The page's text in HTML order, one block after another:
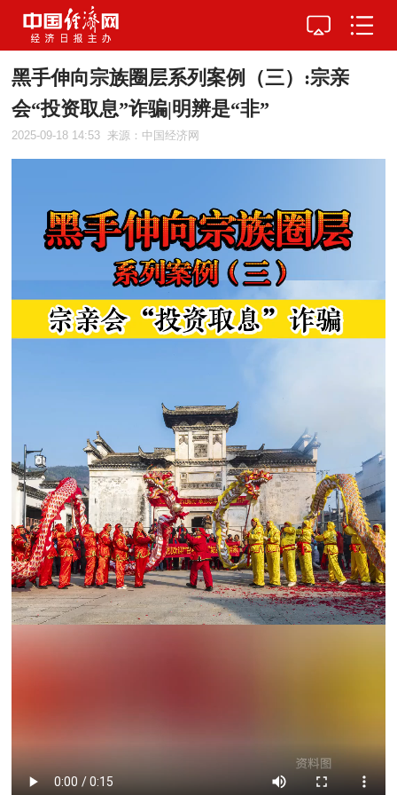
黑手伸向宗族圈层系列案例（三）:宗亲
会“投资取息”诈骗|明辨是“非”
2025-09-18 14:53 来源：中国经济网